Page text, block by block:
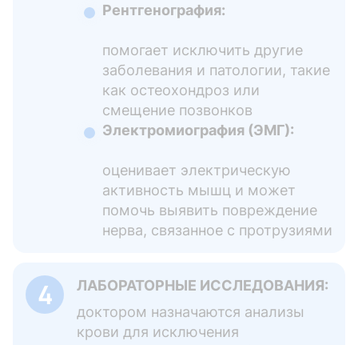
Рентгенография:
помогает исключить другие
заболевания и патологии, такие
как остеохондроз или
смещение позвонков
Электромиография (ЭМГ):
оценивает электрическую
активность мышц и может
помочь выявить повреждение
нерва, связанное с протрузиями
ЛАБОРАТОРНЫЕ ИССЛЕДОВАНИЯ:
доктором назначаются анализы
крови для исключения